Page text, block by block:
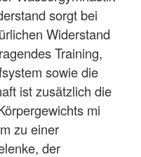
sorgt bei
Widerstand
Training,
sowie die
ist zusätzlich die
mi
zu einer
der